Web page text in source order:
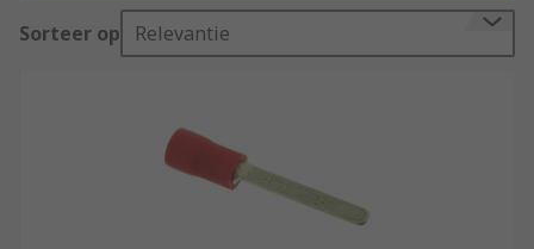
wires are cold-welded to the crimp blade
terminals using a special crimp tool.
These terminals are typically seen on electric
lights and other fixtures around the home.
Sorteer op Relevantie